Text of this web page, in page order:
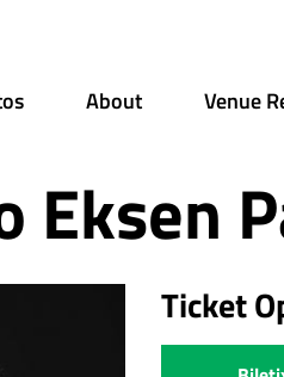
About Venue
Eksen
Ticket